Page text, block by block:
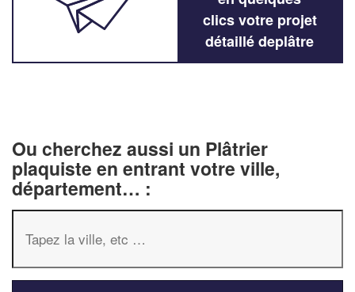
clics votre projet
détaillé deplâtre
Ou cherchez aussi un Plâtrier
plaquiste en entrant votre ville,
département… :